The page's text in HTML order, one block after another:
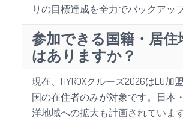
りの目標達成を全力でバックアッ
参加できる国籍・居住
はありますか？
現在、HYROXクルーズ2026はEU加
国の在住者のみが対象です。日本
洋地域への拡大も計画されていま